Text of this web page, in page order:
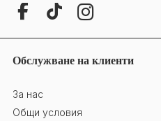
Обслужване на клиенти
За нас
Общи условия